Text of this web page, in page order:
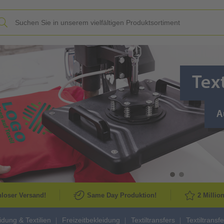
Versand! Same Day Produktion! 2
& Textilien Freizeitbekleidung Textiltransfers